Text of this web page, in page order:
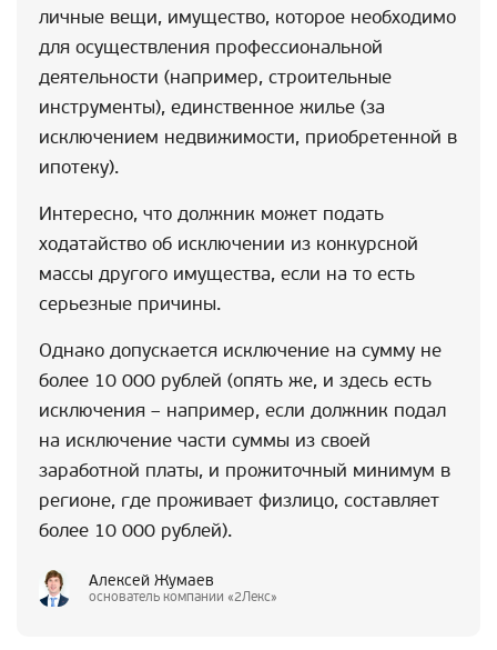
личные вещи, имущество, которое необходимо
для осуществления профессиональной
деятельности (например, строительные
инструменты), единственное жилье (за
исключением недвижимости, приобретенной в
ипотеку).
Интересно, что должник может подать
ходатайство об исключении из конкурсной
массы другого имущества, если на то есть
серьезные причины.
Однако допускается исключение на сумму не
более 10 000 рублей (опять же, и здесь есть
исключения – например, если должник подал
на исключение части суммы из своей
заработной платы, и прожиточный минимум в
регионе, где проживает физлицо, составляет
более 10 000 рублей).
Алексей Жумаев
основатель компании «2Лекс»